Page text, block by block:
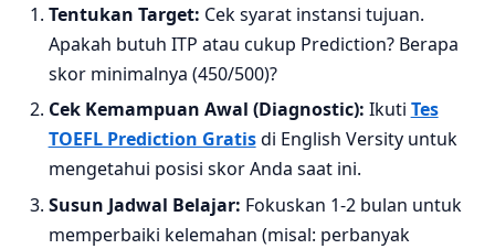
Tentukan Target: Cek syarat instansi tujuan.
Apakah butuh ITP atau cukup Prediction? Berapa
skor minimalnya (450/500)?
Cek Kemampuan Awal (Diagnostic): Ikuti Tes
TOEFL Prediction Gratisdi English Versity untuk
mengetahui posisi skor Anda saat ini.
Susun Jadwal Belajar: Fokuskan 1-2 bulan untuk
memperbaiki kelemahan (misal: perbanyak